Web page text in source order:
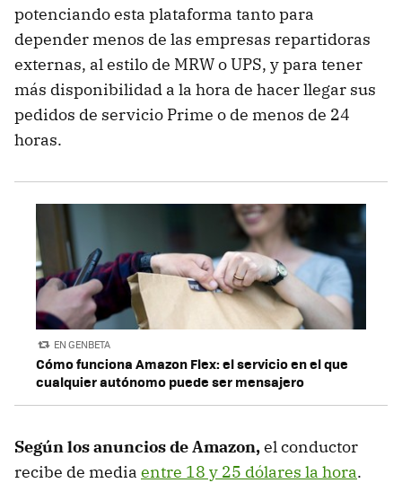
potenciando esta plataforma tanto para
depender menos de las empresas repartidoras
externas, al estilo de MRW o UPS, y para tener
más disponibilidad a la hora de hacer llegar sus
pedidos de servicio Prime o de menos de 24
horas.
EN GENBETA
Cómo funciona Amazon Flex: el servicio en el que
cualquier autónomo puede ser mensajero
Según los anuncios de Amazon,el conductor
recibe de media entre 18 y 25 dólares la hora.